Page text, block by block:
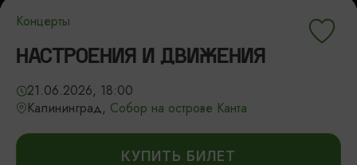
Концерты
НАСТРОЕНИЯ И ДВИЖЕНИЯ
21.06.2026, 18:00
Калининград, Собор на острове Канта
КУПИТЬ БИЛЕТ